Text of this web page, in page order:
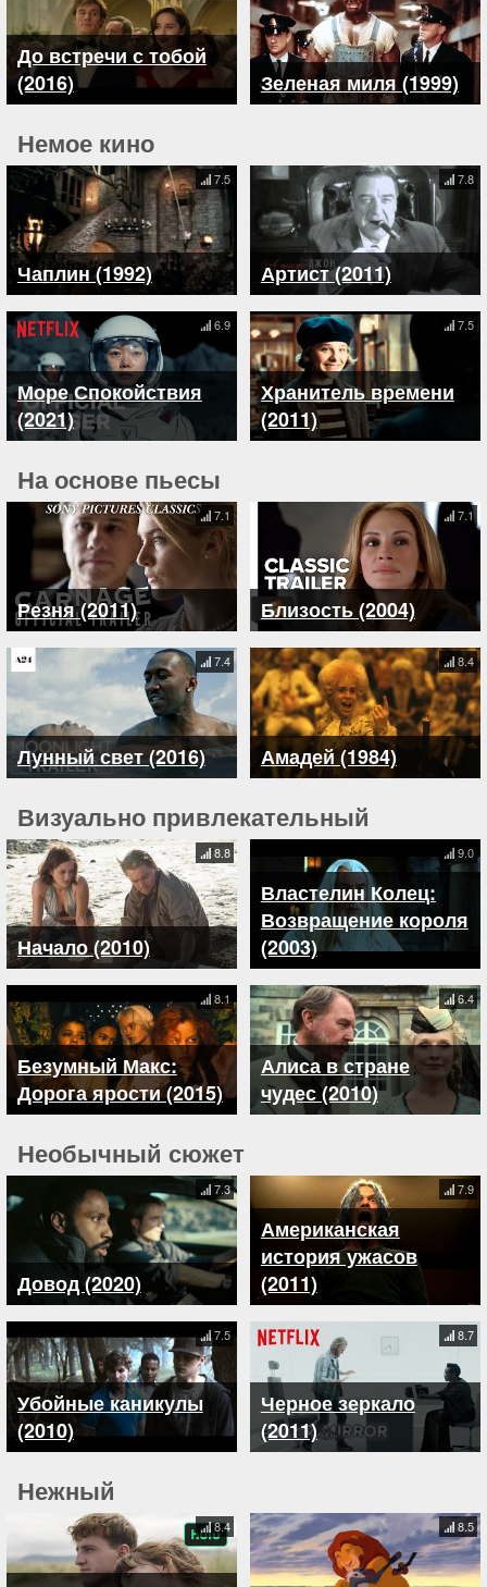
До встречи с тобой
(2016)
Зеленая миля (1999)
Немое кино
Чаплин (1992)
7.5
Артист (2011)
7.8
Море Спокойствия
(2021)
6.9
Хранитель времени
(2011)
7.5
На основе пьесы
Резня (2011)
7.1
Близость (2004)
7.1
Лунный свет (2016)
7.4
Амадей (1984)
8.4
Визуально привлекательный
Начало (2010)
8.8
Властелин Колец:
Возвращение короля
(2003)
9.0
Безумный Макс:
Дорога ярости (2015)
8.1
Алиса в стране
чудес (2010)
6.4
Необычный сюжет
Довод (2020)
7.3
Американская
история ужасов
(2011)
7.9
Убойные каникулы
(2010)
7.5
Черное зеркало
(2011)
8.7
Нежный
8.4 8.5